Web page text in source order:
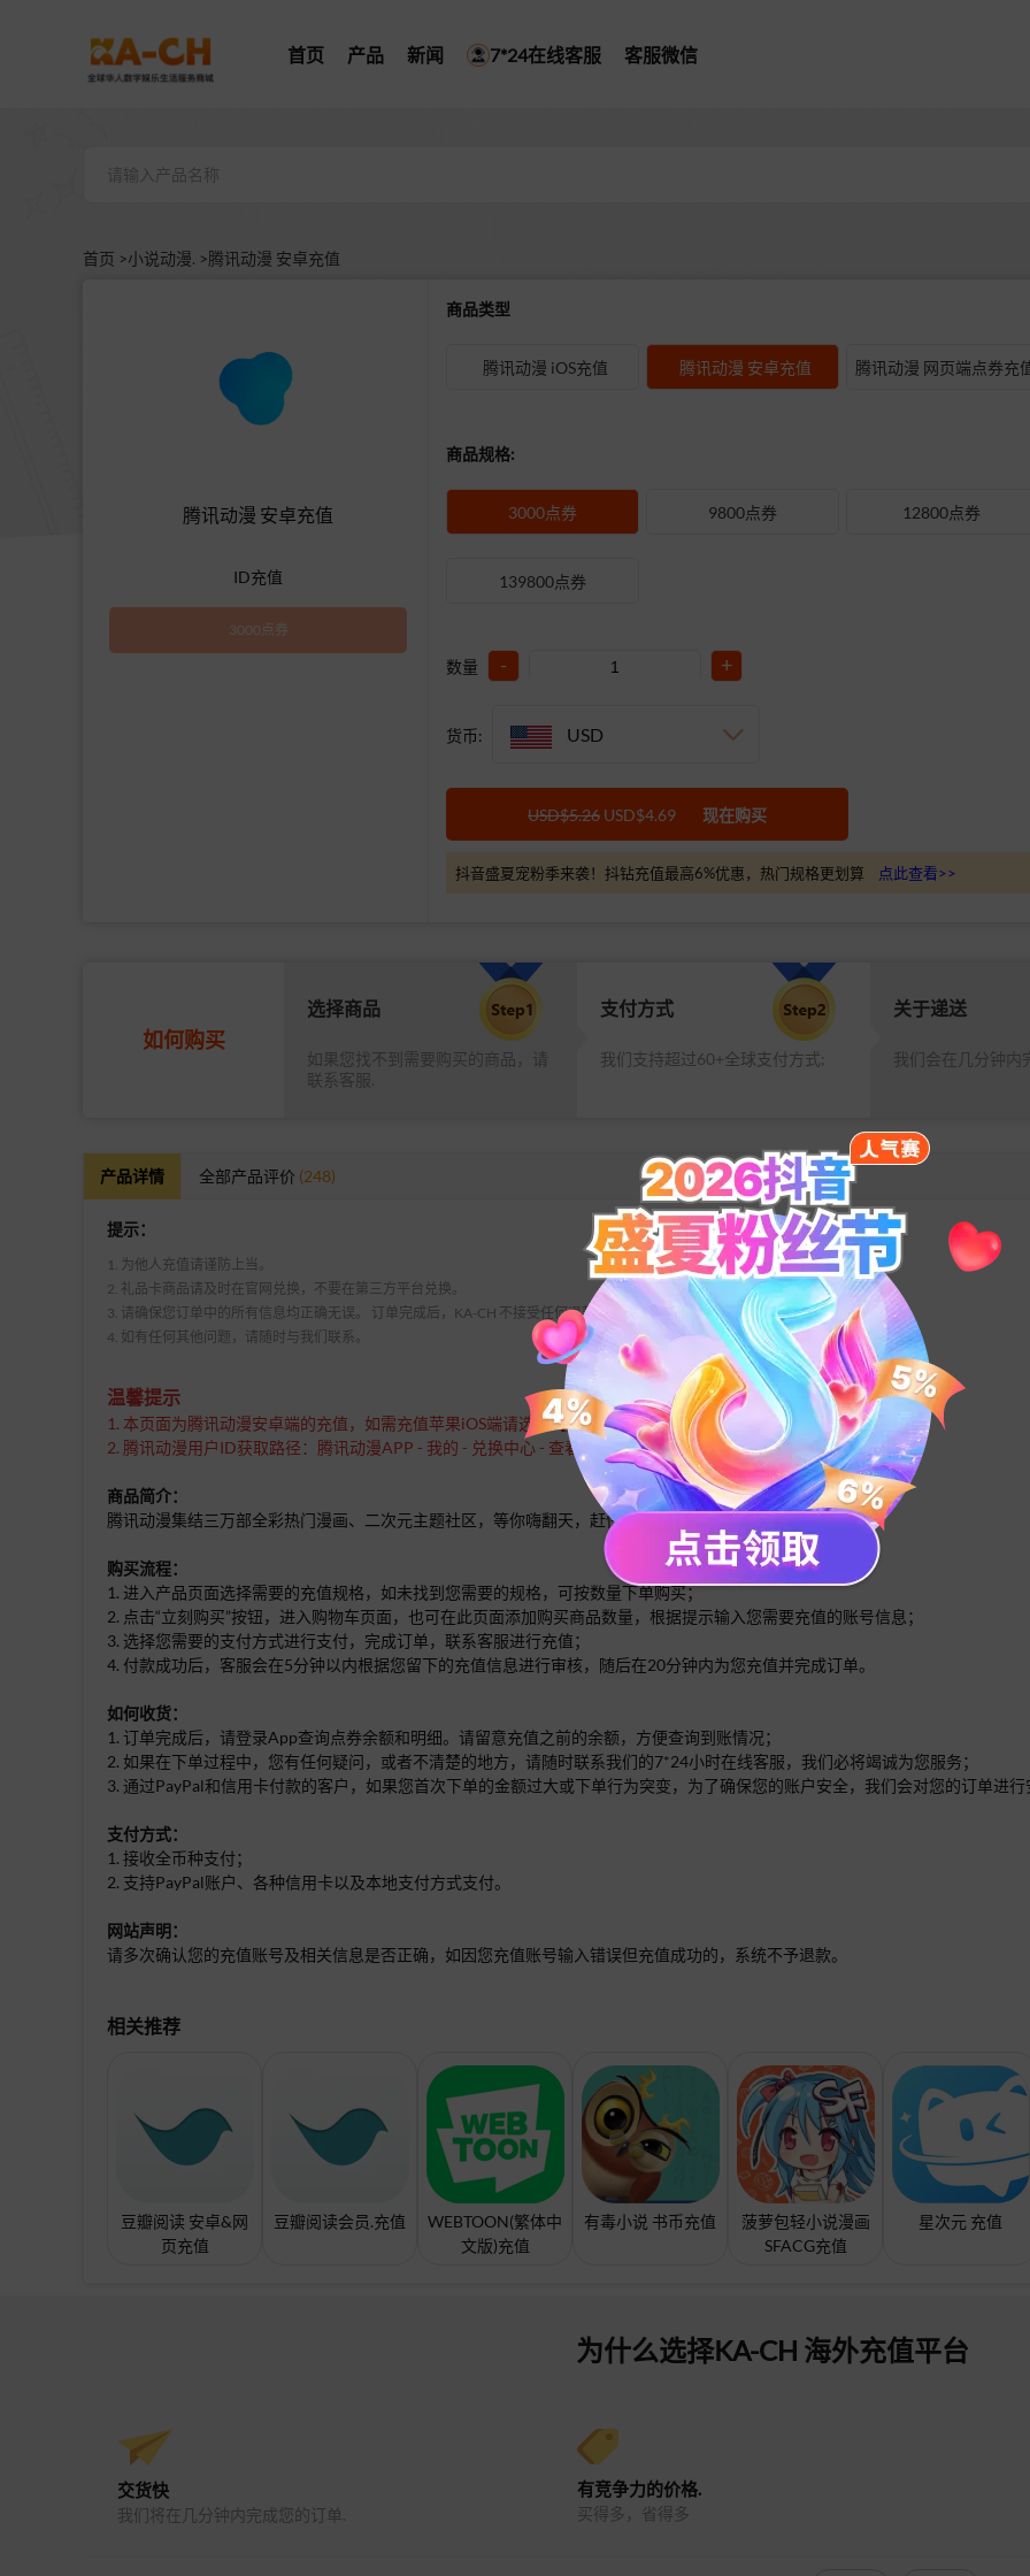
首页 产品 新闻 7*24在线客服 客服微信
首页 >小说动漫. >腾讯动漫 安卓充值
腾讯动漫 安卓充值
ID充值
3000点券
商品类型
腾讯动漫 iOS充值 腾讯动漫 安卓充值 腾讯动漫 网页端点券充
商品规格:
3000点券 9800点券 12800点券
139800点券
数量 - +
货币: USD
USD$5.26 USD$4.69 现在购买
抖音盛夏宠粉季来袭！抖钻充值最高6%优惠，热门规格更划算 点此查看>>
如何购买
选择商品
如果您找不到需要购买的商品，请
联系客服.
支付方式
我们支持超过60+全球支付方式;
关于递送
我们会在几分钟内
产品详情 全部产品评价 (248)
提示：
1. 为他人充值请谨防上当。
2. 礼品卡商品请及时在官网兑换，不要在第三方平台兑换。
3. 请确保您订单中的所有信息均正确无误。 订单完成后，KA-CH 不接受任何退款请求。
4. 如有任何其他问题，请随时与我们联系。
温馨提示
1. 本页面为腾讯动漫安卓端的充值，如需充值苹果iOS端请选择【腾讯动漫 iOS】。
2. 腾讯动漫用户ID获取路径： 腾讯动漫APP - 我的 - 兑换中心 - 查看并复制用户ID
商品简介：
腾讯动漫集结三万部全彩热门漫画、二次元主题社区，等你嗨翻天，赶快来下载吧！
购买流程：
1. 进入产品页面选择需要的充值规格，如未找到您需要的规格，可按数量下单购买；
2. 点击“立刻购买”按钮，进入购物车页面，也可在此页面添加购买商品数量，根据提示输入您需要充值的账号信息；
3. 选择您需要的支付方式进行支付，完成订单，联系客服进行充值；
4. 付款成功后，客服会在5分钟以内根据您留下的充值信息进行审核，随后在20分钟内为您充值并完成订单。
如何收货：
1. 订单完成后，请登录App查询点券余额和明细。请留意充值之前的余额，方便查询到账情况；
2. 如果在下单过程中，您有任何疑问，或者不清楚的地方，请随时联系我们的7*24小时在线客服，我们必将竭诚为您服务；
3. 通过PayPal和信用卡付款的客户，如果您首次下单的金额过大或下单行为突变，为了确保您的账户安全，我们会对您的订单进
支付方式：
1. 接收全币种支付；
2. 支持PayPal账户、各种信用卡以及本地支付方式支付。
网站声明：
请多次确认您的充值账号及相关信息是否正确，如因您充值账号输入错误但充值成功的，系统不予退款。
相关推荐
豆瓣阅读 安卓&网
页充值
豆瓣阅读会员.充值
WEBTOON(繁体中
文版)充值
有毒小说 书币充值
菠萝包轻小说漫画
SFACG充值
星次元 充值
为什么选择KA-CH 海外充值平台
交货快
我们将在几分钟内完成您的订单.
有竞争力的价格.
买得多，省得多